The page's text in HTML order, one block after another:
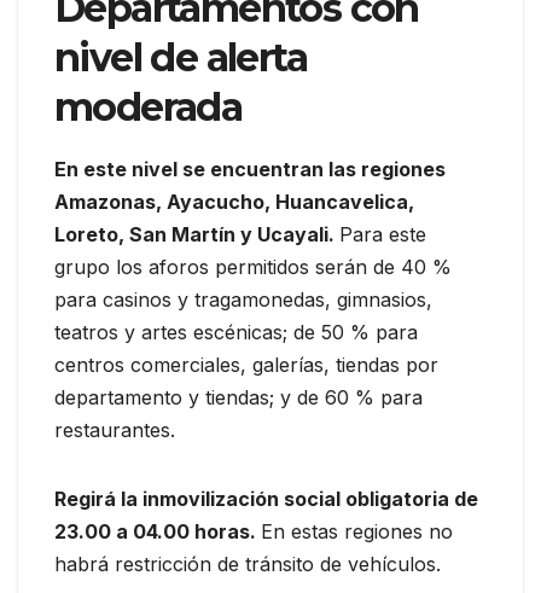
nivel de alerta
moderada
En este nivel se encuentran las regiones
Amazonas, Ayacucho, Huancavelica,
Loreto, San Martín y Ucayali. Para este
grupo los aforos permitidos serán de 40 %
para casinos y tragamonedas, gimnasios,
teatros y artes escénicas; de 50 % para
centros comerciales, galerías, tiendas por
departamento y tiendas; y de 60 % para
restaurantes.
Regirá la inmovilización social obligatoria de
23.00 a 04.00 horas. En estas regiones no
habrá restricción de tránsito de vehículos.